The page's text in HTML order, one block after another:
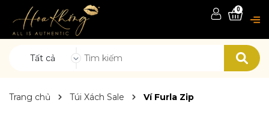
Tất cả
0
Trang chủ Túi Xách Sale Ví Furla Zip